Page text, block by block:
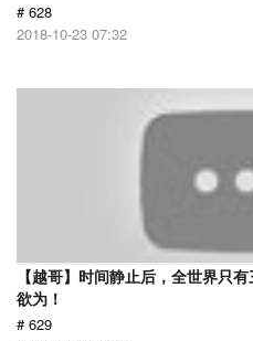
# 628
2018-10-23 07:32
【越哥】时间静止后，全世界只
欲为！
# 629